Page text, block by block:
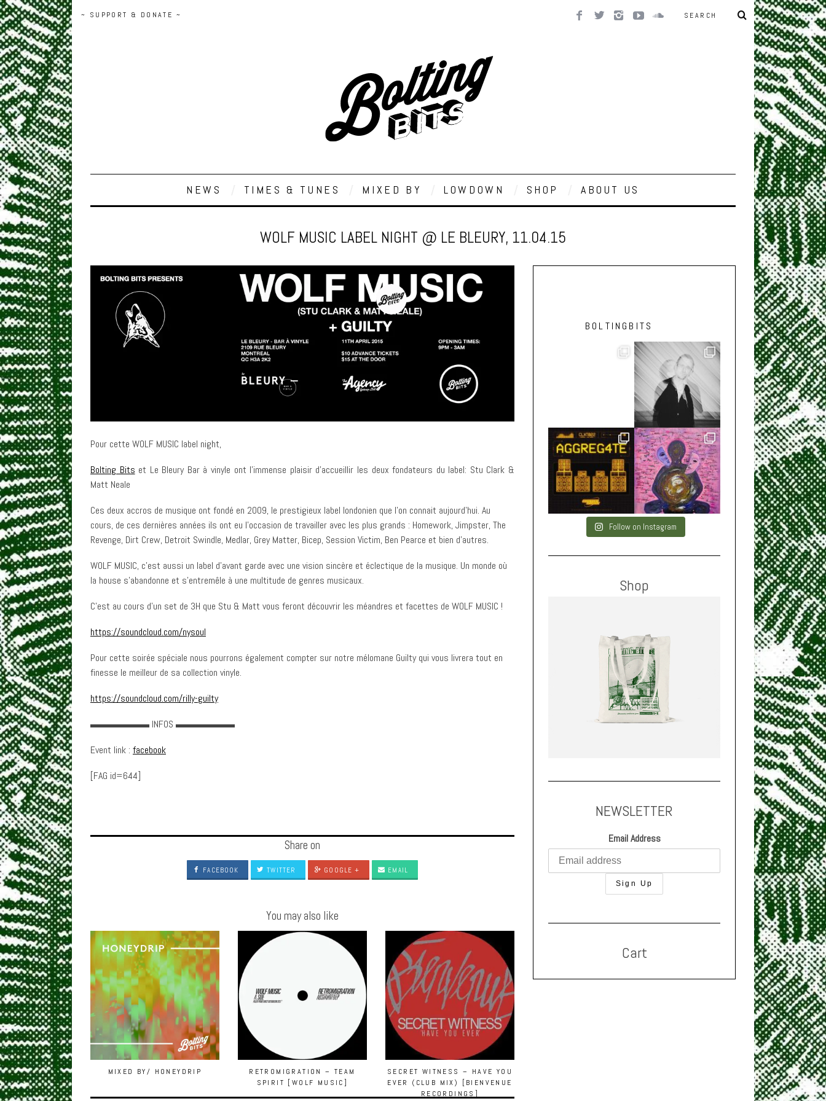
~ SUPPORT & DONATE ~
NEWS TIMES & TUNES MIXED BY LOWDOWN SHOP ABOUT US
WOLF MUSIC LABEL NIGHT @ LE BLEURY, 11.04.15
Pour cette WOLF MUSIC label night,
Bolting Bits et Le Bleury Bar à vinyle ont l’immense plaisir d’accueillir les deux fondateurs du label: Stu Clark &
Matt Neale
Ces deux accros de musique ont fondé en 2009, le prestigieux label londonien que l’on connait aujourd’hui. Au
cours, de ces dernières années ils ont eu l’occasion de travailler avec les plus grands : Homework, Jimpster, The
Revenge, Dirt Crew, Detroit Swindle, Medlar, Grey Matter, Bicep, Session Victim, Ben Pearce et bien d’autres.
WOLF MUSIC, c’est aussi un label d’avant garde avec une vision sincère et éclectique de la musique. Un monde où
la house s’abandonne et s’entremêle à une multitude de genres musicaux.
C’est au cours d’un set de 3H que Stu & Matt vous feront découvrir les méandres et facettes de WOLF MUSIC !
https://soundcloud.com/nysoul
Pour cette soirée spéciale nous pourrons également compter sur notre mélomane Guilty qui vous livrera tout en
finesse le meilleur de sa collection vinyle.
https://soundcloud.com/rilly-guilty
▬▬▬▬▬▬ INFOS ▬▬▬▬▬▬
Event link : facebook
[FAG id=644]
Share on
FACEBOOK TWITTER GOOGLE + EMAIL
You may also like
MIXED BY/ HONEYDRIP
RETROMIGRATION – TEAM
SPIRIT [WOLF MUSIC]
SECRET WITNESS – HAVE YOU
EVER (CLUB MIX) [BIENVENUE
RECORDINGS]
BOLTINGBITS
Follow on Instagram
Shop
NEWSLETTER
Email Address
Cart